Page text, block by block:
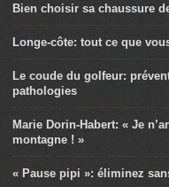
Bien choisir sa chaussure
Longe-côte: tout ce que
Le coude du golfeur:
pathologies
Marie Dorin-Habert: « Je
montagne ! »
« Pause pipi »: éliminez